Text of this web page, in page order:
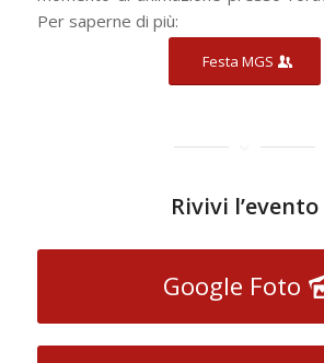
Per saperne di più:
Festa MGS
Rivivi l’evento
Google Foto